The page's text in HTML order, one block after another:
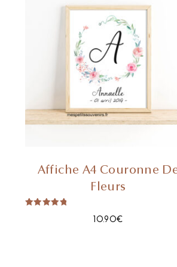
Affiche A4 Couronne
Fleurs
10.90€